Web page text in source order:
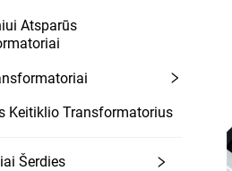
Atsparūs
Keitiklio Transformatorius
Šerdies